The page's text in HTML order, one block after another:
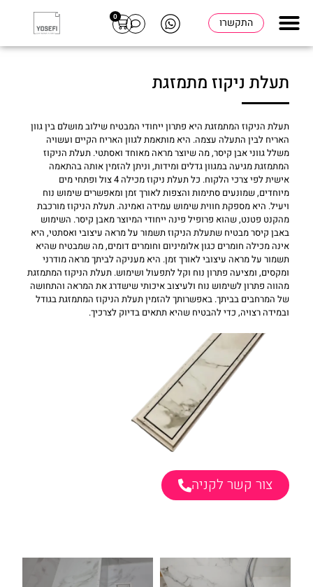
0 התקשרו
תעלת ניקוז מתמזגת
תעלת הניקוז המתמזגת היא פתרון ייחודי המבטיח שילוב מושלם בין גוון
האריח לבין התעלה עצמה. היא מותאמת לגוון האריח הקיים ועשויה
משלל גווני אבן קיסר, מה שיוצר מראה מאוחד ואסתטי. תעלת הניקוז
המתמזגת מגיעה במגוון גדלים ומידות, וניתן להזמין אותה בהתאמה
אישית לפי צרכי הלקוח. כל תעלת ניקוז מכילה 4 צול ופתחי מים
מיוחדים, שמונעים סתימות והצפות לאורך זמן ומאפשרים שימוש נוח
ויעיל. היא מספקת חווית שימוש עמידה ואמינה. תעלת הניקוז מורכבת
מהקנט פטנט, שהוא פרופיל פינה ייחודי המיוצר מאבן קיסר. השימוש
באבן קיסר מבטיח שתעלת הניקוז תשמור על מראה עיצובי ואסתטי, היא
אינה מכילה חומרים כגון אלומיניום וחומרים דומים, מה שמבטיח שהיא
תשמור על מראה עיצובי לאורך זמן. היא מעניקה לביתך מראה מודרני
ומקסים, ומציעה פתרון נוח וקל לתפעול ושימוש. תעלת הניקוז המתמזגת
מהווה פתרון לשימוש נוח ולעיצוב איכותי שישדרג את המראה והתחושה
של המרחבים בביתך. באפשרותך להזמין תעלת הניקוז המתמזגת בגודל
ובמידה רצויה, כדי להבטיח שהיא תתאים בדיוק לצרכיך.
צור קשר לקניה